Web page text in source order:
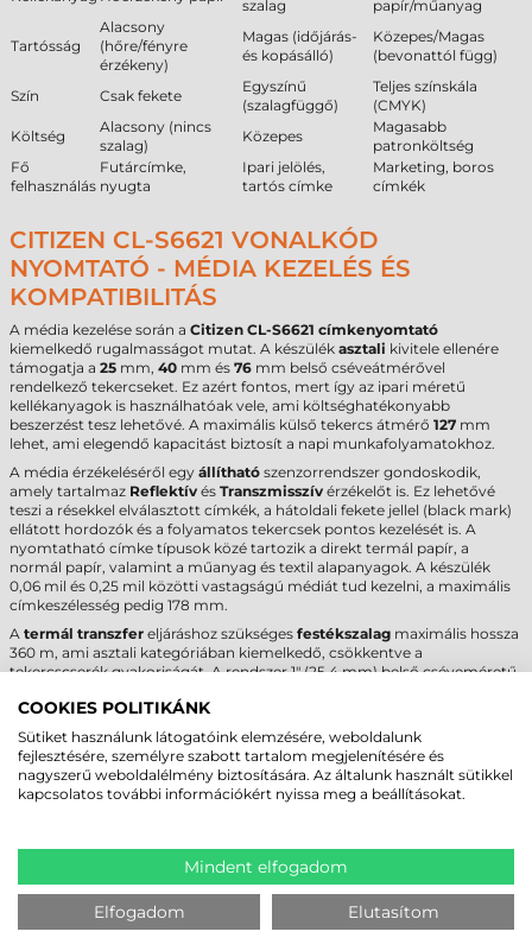
szalag
papír/műanyag
Tartósság
Alacsony
(hőre/fényre
érzékeny)
Magas (időjárás-
és kopásálló)
Közepes/Magas
(bevonattól függ)
Szín Csak fekete
Egyszínű
(szalagfüggő)
Teljes színskála
(CMYK)
Költség
Alacsony (nincs
szalag)
Közepes
Magasabb
patronköltség
Fő
felhasználás
Futárcímke,
nyugta
Ipari jelölés,
tartós címke
Marketing, boros
címkék
CITIZEN CL-S6621 VONALKÓD
NYOMTATÓ - MÉDIA KEZELÉS ÉS
KOMPATIBILITÁS
A média kezelése során a Citizen CL-S6621 címkenyomtató
kiemelkedő rugalmasságot mutat. A készülék asztali kivitele ellenére
támogatja a 25 mm, 40 mm és 76 mm belső cséveátmérővel
rendelkező tekercseket. Ez azért fontos, mert így az ipari méretű
kellékanyagok is használhatóak vele, ami költséghatékonyabb
beszerzést tesz lehetővé. A maximális külső tekercs átmérő 127 mm
lehet, ami elegendő kapacitást biztosít a napi munkafolyamatokhoz.
A média érzékeléséről egy állítható szenzorrendszer gondoskodik,
amely tartalmaz Reflektív és Transzmisszív érzékelőt is. Ez lehetővé
teszi a résekkel elválasztott címkék, a hátoldali fekete jellel (black mark)
ellátott hordozók és a folyamatos tekercsek pontos kezelését is. A
nyomtatható címke típusok közé tartozik a direkt termál papír, a
normál papír, valamint a műanyag és textil alapanyagok. A készülék
0,06 mil és 0,25 mil közötti vastagságú médiát tud kezelni, a maximális
címkeszélesség pedig 178 mm.
A termál transzfer eljáráshoz szükséges festékszalag maximális hossza
360 m, ami asztali kategóriában kiemelkedő, csökkentve a
tekercscserék gyakoriságát. A rendszer 1" (25,4 mm) belső cséveméretű,
hogy a festékszalagnak legalább 2 mm-rel szélesebbnek kell lennie, mint
a nyomtatandó tekercses címke
, mivel a szalag túllógása védi a
nyomtatófejet az alapanyag koptató hatásától. Ez a technológia
biztosítja a tartós, vegyszer- és kopásálló jelöléseket.
MŰSZAKI PARAMÉTEREK
Az alábbi táblázat összefoglalja a legfontosabb technikai adatokat a
döntéstámogatáshoz:
COOKIES POLITIKÁNK
Sütiket használunk látogatóink elemzésére, weboldalunk
fejlesztésére, személyre szabott tartalom megjelenítésére és
nagyszerű weboldalélmény biztosítására. Az általunk használt sütikkel
kapcsolatos további információkért nyissa meg a beállításokat.
Mindent elfogadom
Elfogadom Elutasítom